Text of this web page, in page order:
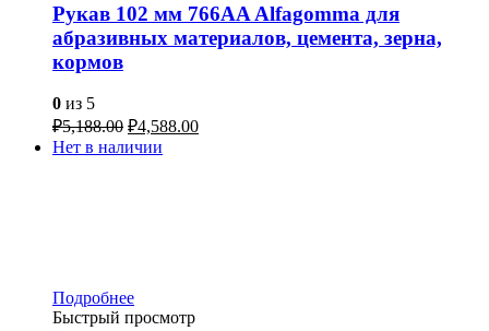
Рукав 102 мм 766AA Alfagomma для
абразивных материалов, цемента, зерна,
кормов
0 из 5
₽5,188.00 ₽4,588.00
Нет в наличии
Подробнее
Быстрый просмотр